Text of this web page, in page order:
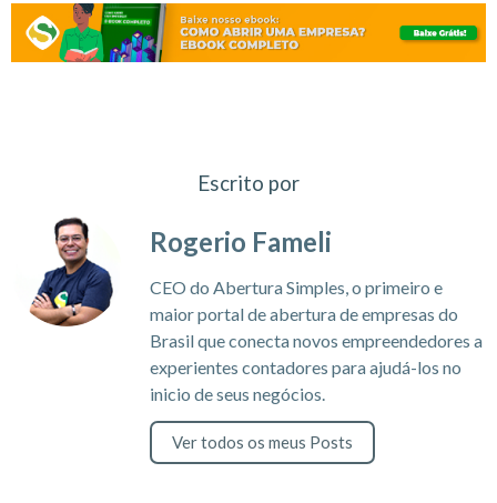
Escrito por
Rogerio Fameli
CEO do Abertura Simples, o primeiro e
maior portal de abertura de empresas do
Brasil que conecta novos empreendedores a
experientes contadores para ajudá-los no
inicio de seus negócios.
Ver todos os meus Posts